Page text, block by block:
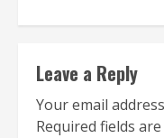
Leave a Reply
Your email
Required fields